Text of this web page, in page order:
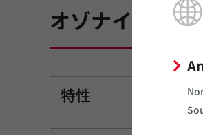
オゾナイザ
特性